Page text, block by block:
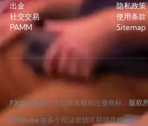
出金
社交交易
PAMM
隐私政策
使用条款
Sitemap
FXGlobe是一个品牌名称和注册商标。 版权
FXGlobe在多个司法管辖区获得授权。